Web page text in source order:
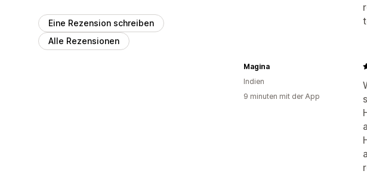
Eine Rezension schreiben
Alle Rezensionen
Magina
Indien
9 minuten mit der App